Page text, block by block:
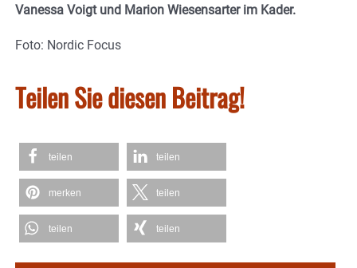
Vanessa Voigt und Marion Wiesensarter im Kader.
Foto: Nordic Focus
Teilen Sie diesen Beitrag!
teilen teilen
merken teilen
teilen teilen